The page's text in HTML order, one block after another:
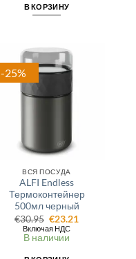
В КОРЗИНУ
-25%
ВСЯ ПОСУДА
ALFI Endless
Термоконтейнер
500мл черный
€30.95 Первоначальная
цена
составляла
€23.21
Включая НДС
В наличии